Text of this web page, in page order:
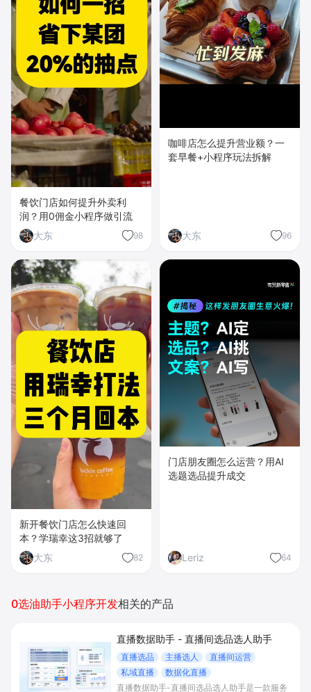
餐饮门店如何提升外卖利
润？用0佣金小程序做引流
大东
98
咖啡店怎么提升营业额？一
套早餐+小程序玩法拆解
大东 96
新开餐饮门店怎么快速回
本？学瑞幸这3招就够了
大东
82
门店朋友圈怎么运营？用AI
选题选品提升成交
Leriz 64
0选油助手小程序开发相关的产品
直播数据助手 - 直播间选品选人助手
直播选品 主播选人
直播间运营
私域直播
数据化直播
直播数据助手-直播间选品选人助手是一款服务